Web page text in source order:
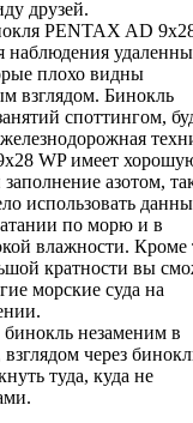
друзей.
PENTAX AD
наблюдения
плохо видны
взглядом. Бинокль
споттингом,
WP имеет
азотом,
использовать
по морю и в
влажности. Кроме
кратности вы
морские суда на
незаменим в
через
туда, куда не